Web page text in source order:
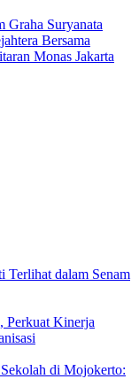
Graha Suryanata
Bersama
Monas Jakarta
Terlihat dalam Senam
Perkuat Kinerja
di Mojokerto: